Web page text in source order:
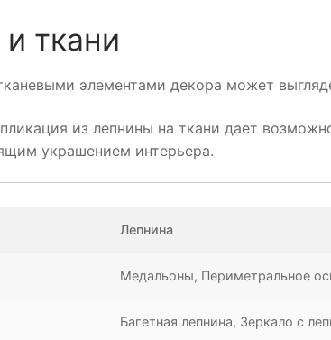
ткани
элементами декора может
из лепнины на ткани дает
украшением интерьера.
Лепнина
Медальоны, Периметральное
Багетная лепнина, Зеркало с